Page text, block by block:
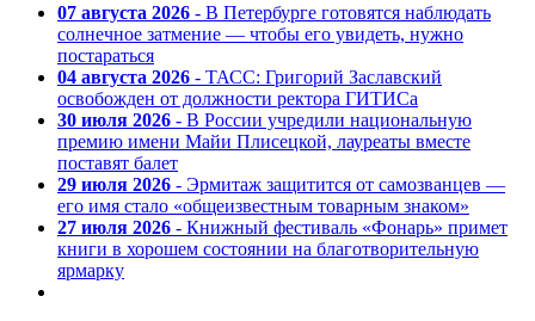
07 августа 2026 - В Петербурге готовятся наблюдать
солнечное затмение — чтобы его увидеть, нужно
постараться
04 августа 2026 - ТАСС: Григорий Заславский
освобожден от должности ректора ГИТИСа
30 июля 2026 - В России учредили национальную
премию имени Майи Плисецкой, лауреаты вместе
поставят балет
29 июля 2026 - Эрмитаж защитится от самозванцев —
его имя стало «общеизвестным товарным знаком»
27 июля 2026 - Книжный фестиваль «Фонарь» примет
книги в хорошем состоянии на благотворительную
ярмарку